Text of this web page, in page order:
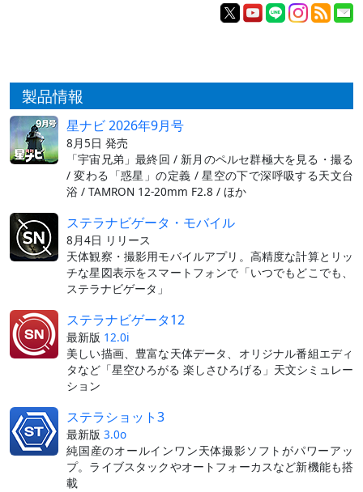
製品情報
星ナビ 2026年9月号
8月5日 発売
「宇宙兄弟」最終回 / 新月のペルセ群極大を見る・撮る
/ 変わる「惑星」の定義 / 星空の下で深呼吸する天文台
浴 / TAMRON 12-20mm F2.8 / ほか
ステラナビゲータ・モバイル
8月4日 リリース
天体観察・撮影用モバイルアプリ。高精度な計算とリッ
チな星図表示をスマートフォンで「いつでもどこでも、
ステラナビゲータ」
ステラナビゲータ12
最新版 12.0i
美しい描画、豊富な天体データ、オリジナル番組エディ
タなど「星空ひろがる 楽しさひろげる」天文シミュレー
ション
ステラショット3
最新版 3.0o
純国産のオールインワン天体撮影ソフトがパワーアッ
プ。ライブスタックやオートフォーカスなど新機能も搭
載